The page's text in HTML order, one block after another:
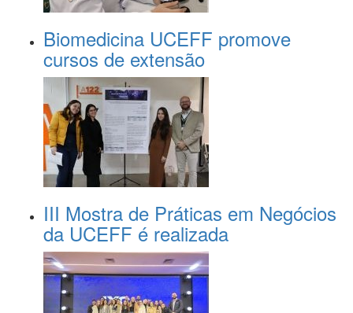
Biomedicina UCEFF promove
cursos de extensão
III Mostra de Práticas em Negócios
da UCEFF é realizada